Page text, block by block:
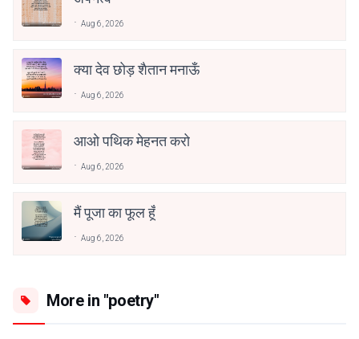
Aug 6, 2026
क्या देव छोड़ शैतान मनाऊँ
Aug 6, 2026
आओ पथिक मेहनत करो
Aug 6, 2026
मैं पूजा का फूल हूँ
Aug 6, 2026
More in "poetry"